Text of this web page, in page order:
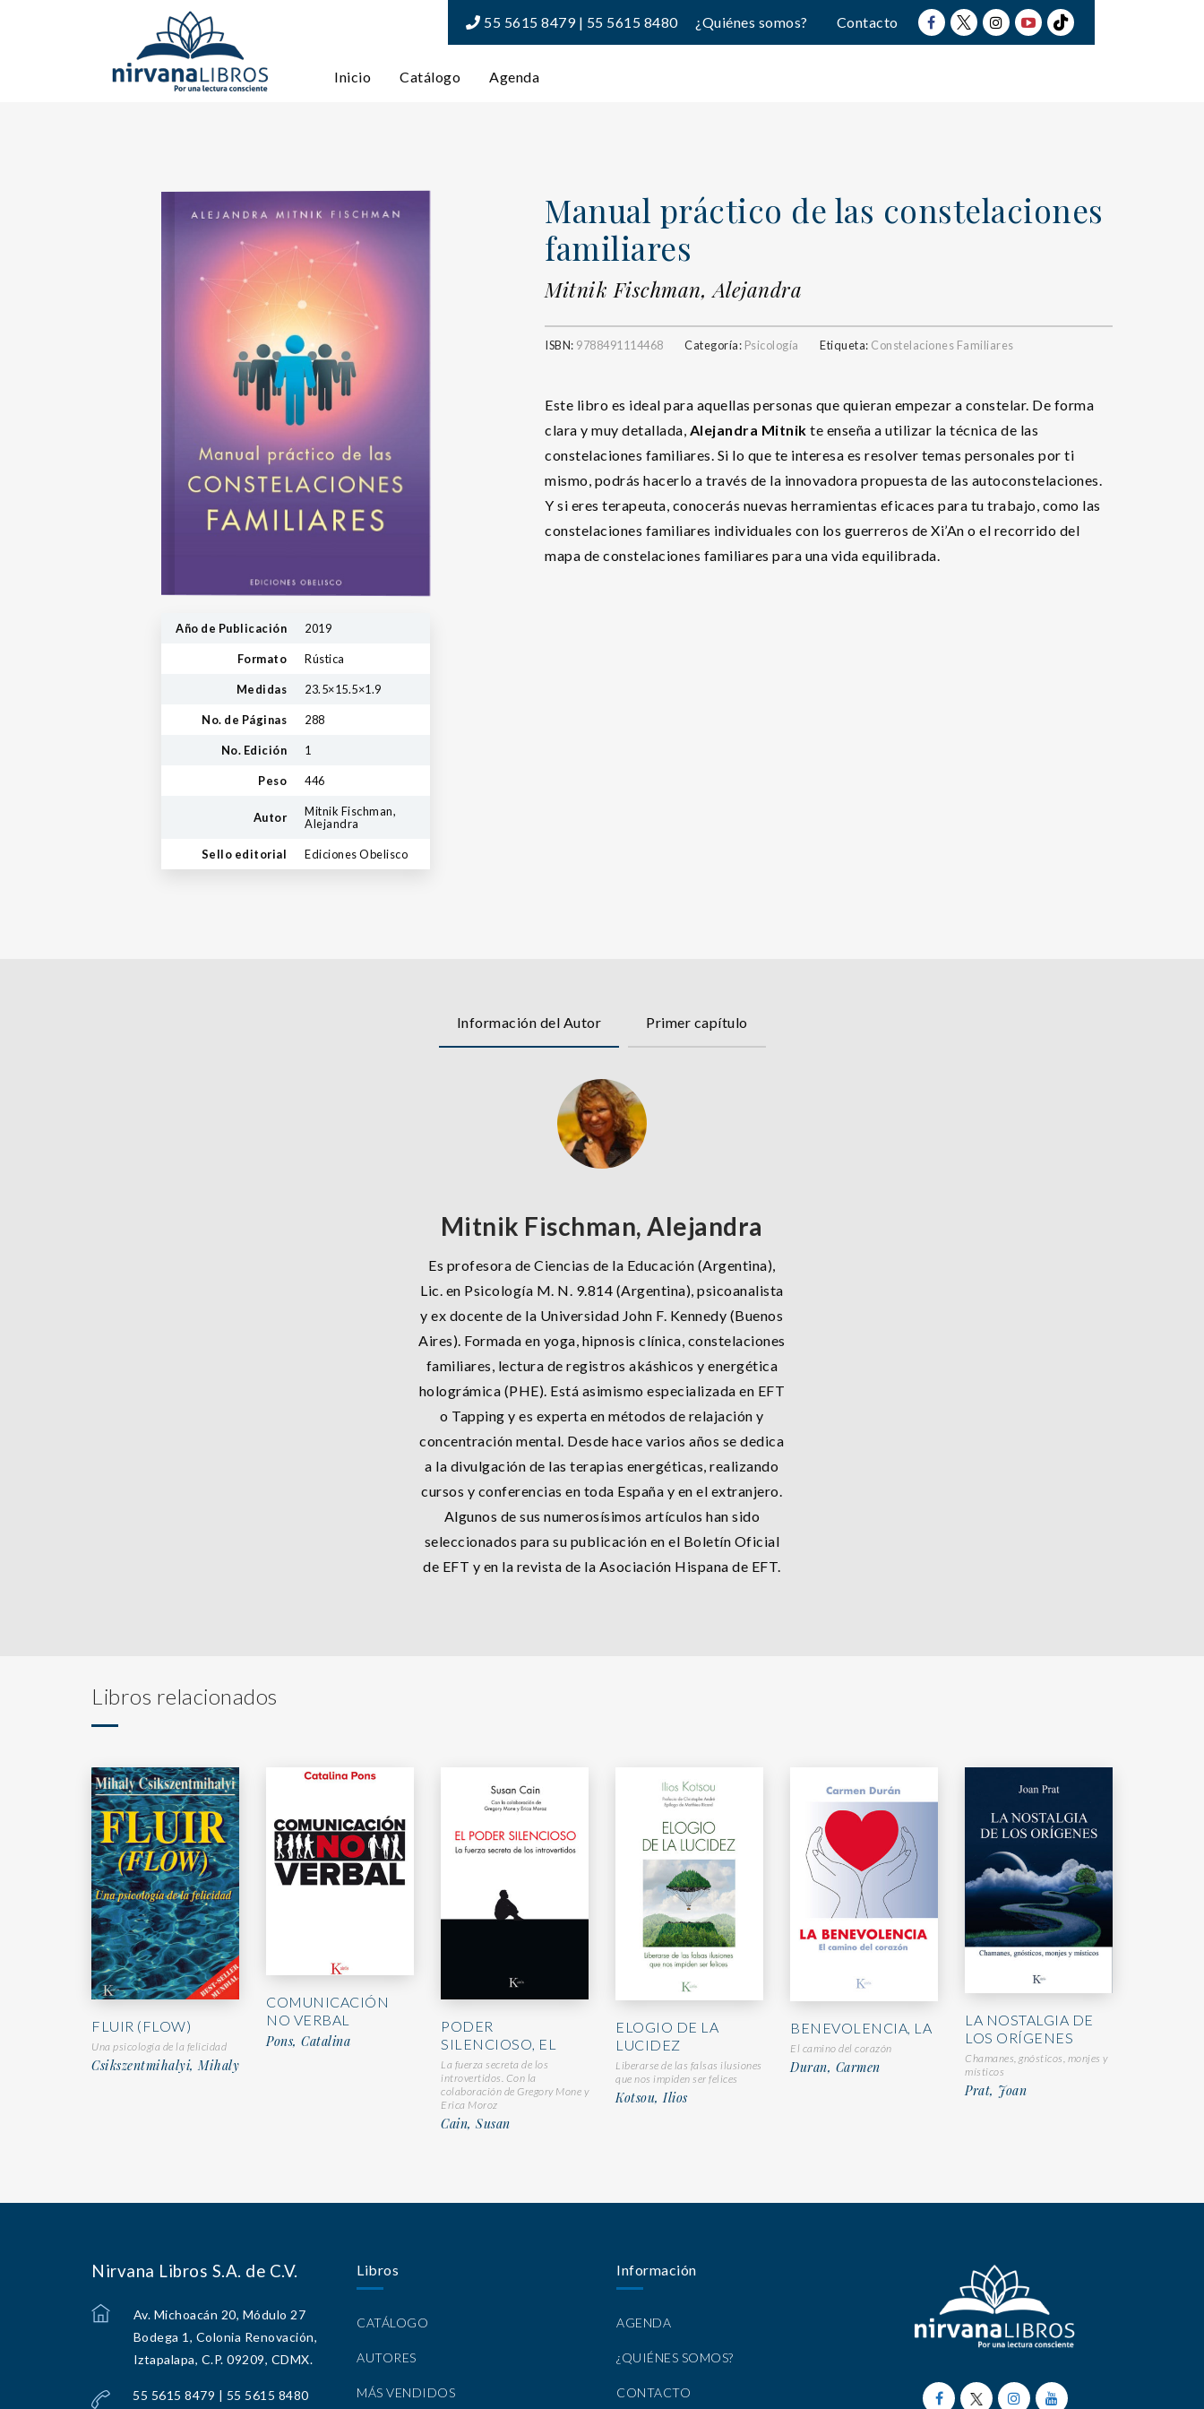
55 5615 8479 | 55 5615 8480 ¿Quiénes somos? Contacto
Inicio Catálogo Agenda
Año de Publicación 2019
Formato Rústica
Medidas 23.5×15.5×1.9
No. de Páginas 288
No. Edición 1
Peso 446
Autor
Mitnik Fischman,
Alejandra
Sello editorial Ediciones Obelisco
Manual práctico de las constelaciones
familiares
Mitnik Fischman, Alejandra
ISBN: 9788491114468 Categoría: Psicología Etiqueta: Constelaciones Familiares
Este libro es ideal para aquellas personas que quieran empezar a constelar. De forma
clara y muy detallada, Alejandra Mitnik te enseña a utilizar la técnica de las
constelaciones familiares. Si lo que te interesa es resolver temas personales por ti
mismo, podrás hacerlo a través de la innovadora propuesta de las autoconstelaciones.
Y si eres terapeuta, conocerás nuevas herramientas eficaces para tu trabajo, como las
constelaciones familiares individuales con los guerreros de Xi’An o el recorrido del
mapa de constelaciones familiares para una vida equilibrada.
Información del Autor Primer capítulo
Mitnik Fischman, Alejandra
Es profesora de Ciencias de la Educación (Argentina),
Lic. en Psicología M. N. 9.814 (Argentina), psicoanalista
y ex docente de la Universidad John F. Kennedy (Buenos
Aires). Formada en yoga, hipnosis clínica, constelaciones
familiares, lectura de registros akáshicos y energética
holográmica (PHE). Está asimismo especializada en EFT
o Tapping y es experta en métodos de relajación y
concentración mental. Desde hace varios años se dedica
a la divulgación de las terapias energéticas, realizando
cursos y conferencias en toda España y en el extranjero.
Algunos de sus numerosísimos artículos han sido
seleccionados para su publicación en el Boletín Oficial
de EFT y en la revista de la Asociación Hispana de EFT.
Libros relacionados
FLUIR (FLOW)
Una psicología de la felicidad
Csikszentmihalyi, Mihaly
COMUNICACIÓN
NO VERBAL
Pons, Catalina
PODER
SILENCIOSO, EL
La fuerza secreta de los
introvertidos. Con la
colaboración de Gregory Mone y
Erica Moroz
Cain, Susan
ELOGIO DE LA
LUCIDEZ
Liberarse de las falsas ilusiones
que nos impiden ser felices
Kotsou, Ilios
BENEVOLENCIA, LA
El camino del corazón
Duran, Carmen
LA NOSTALGIA DE
LOS ORÍGENES
Chamanes, gnósticos, monjes y
místicos
Prat, Joan
Nirvana Libros S.A. de C.V.
Av. Michoacán 20, Módulo 27
Bodega 1, Colonia Renovación,
Iztapalapa, C.P. 09209, CDMX.
55 5615 8479 | 55 5615 8480
Libros
CATÁLOGO
AUTORES
MÁS VENDIDOS
Información
AGENDA
¿QUIÉNES SOMOS?
CONTACTO